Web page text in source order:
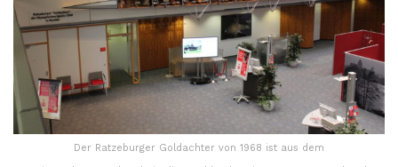
Der Ratzeburger Goldachter von 1968 ist aus dem